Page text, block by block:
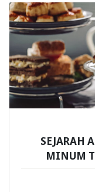
SEJARAH
MINUM